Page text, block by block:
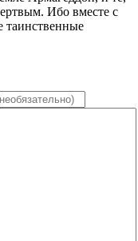
Ибо вместе с
таинственные